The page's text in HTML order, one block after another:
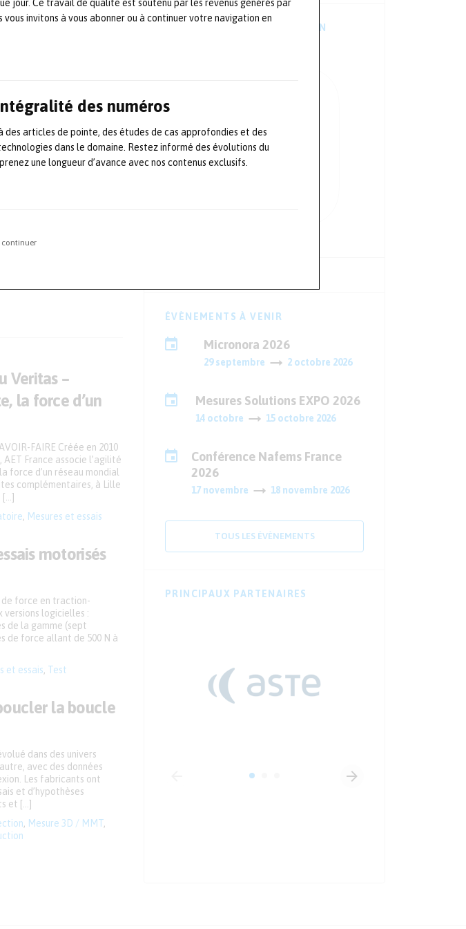
jour. Ce travail de qualité est soutenu par les revenus générés par
invitons à vous abonner ou à continuer votre navigation en
des numéros
articles de pointe, des études de cas approfondies et des
dans le domaine. Restez informé des évolutions du
une longueur d’avance avec nos contenus exclusifs.
continuer
Veritas –
la force d’un
Mesures et essais
FAIRE Créée en 2010
France associe l’agilité
force d’un réseau mondial
complémentaires, à Lille
[…]
motorisés
et essais Test
de force en traction-
versions logicielles :
de la gamme (sept
de force allant de 500 N à
la boucle
Mesure 3D / MMT
dans des univers
avec des données
Les fabricants ont
et d’hypothèses
et […]
TÉLÉCHARGER L’APPLICATION
ÉVÈNEMENTS À VENIR
Micronora 2026
29 septembre 2 octobre 2026
Mesures Solutions EXPO 2026
14 octobre 15 octobre 2026
Conférence Nafems France
2026
17 novembre 18 novembre 2026
TOUS LES ÉVÈNEMENTS
PRINCIPAUX PARTENAIRES